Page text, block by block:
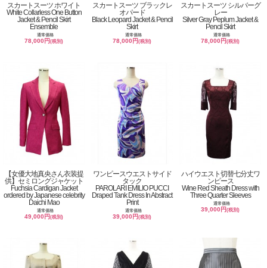
スカートスーツ ホワイト
White Collarless One Button
Jacket & Pencil Skirt
Ensemble
通常価格
78,000円(税別)
スカートスーツ ブラックレ
オパード
Black Leopard Jacket & Pencil
Skirt
通常価格
78,000円(税別)
スカートスーツ シルバーグ
レー
Silver Gray Peplum Jacket &
Pencil Skirt
通常価格
78,000円(税別)
【女優大地真央さん衣装提
供】セミロングジャケット
Fuchsia Cardigan Jacket
ordered by Japanese celebrity
Daichi Mao
通常価格
49,000円(税別)
ワンピースウエストサイド
タック
PAROLARI EMILIO PUCCI
Draped Tank Dress In Abstract
Print
通常価格
39,000円(税別)
ハイウエスト切替七分丈ワ
ンピース
Wine Red Sheath Dress with
Three Quarter Sleeves
通常価格
39,000円(税別)